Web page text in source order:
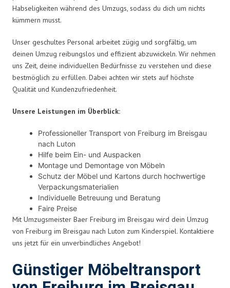
Habseligkeiten während des Umzugs, sodass du dich um nichts
kümmern musst.
Unser geschultes Personal arbeitet zügig und sorgfältig, um
deinen Umzug reibungslos und effizient abzuwickeln. Wir nehmen
uns Zeit, deine individuellen Bedürfnisse zu verstehen und diese
bestmöglich zu erfüllen. Dabei achten wir stets auf höchste
Qualität und Kundenzufriedenheit.
Unsere Leistungen im Überblick:
Professioneller Transport von Freiburg im Breisgau
nach Luton
Hilfe beim Ein- und Auspacken
Montage und Demontage von Möbeln
Schutz der Möbel und Kartons durch hochwertige
Verpackungsmaterialien
Individuelle Betreuung und Beratung
Faire Preise
Mit Umzugsmeister Baer Freiburg im Breisgau wird dein Umzug
von Freiburg im Breisgau nach Luton zum Kinderspiel. Kontaktiere
uns jetzt für ein unverbindliches Angebot!
Günstiger Möbeltransport